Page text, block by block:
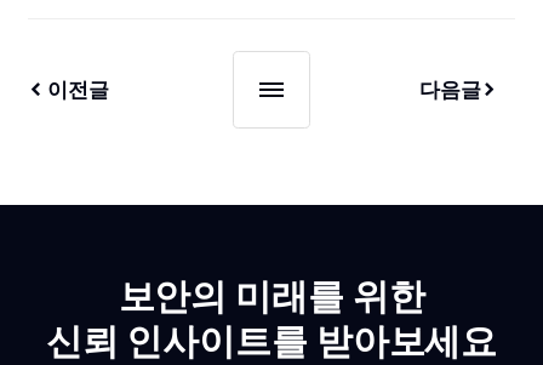
이전글 다음글
보안의 미래를 위한
신뢰 인사이트를 받아보세요